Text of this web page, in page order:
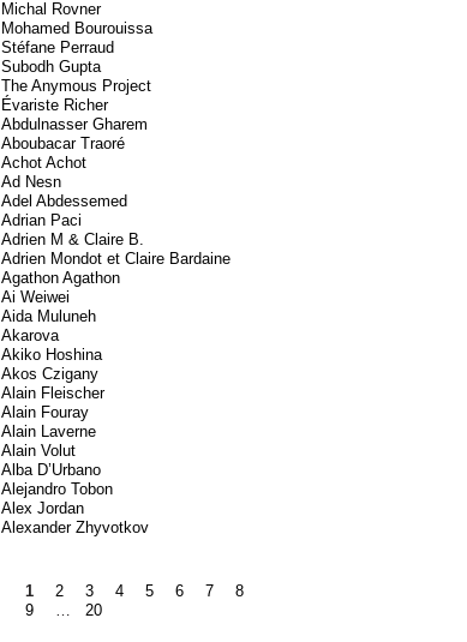
Michal Rovner
Mohamed Bourouissa
Stéfane Perraud
Subodh Gupta
The Anymous Project
Évariste Richer
Abdulnasser Gharem
Aboubacar Traoré
Achot Achot
Ad Nesn
Adel Abdessemed
Adrian Paci
Adrien M & Claire B.
Adrien Mondot et Claire Bardaine
Agathon Agathon
Ai Weiwei
Aida Muluneh
Akarova
Akiko Hoshina
Akos Czigany
Alain Fleischer
Alain Fouray
Alain Laverne
Alain Volut
Alba D’Urbano
Alejandro Tobon
Alex Jordan
Alexander Zhyvotkov
1 2 3 4 5 6 7
8
9
20